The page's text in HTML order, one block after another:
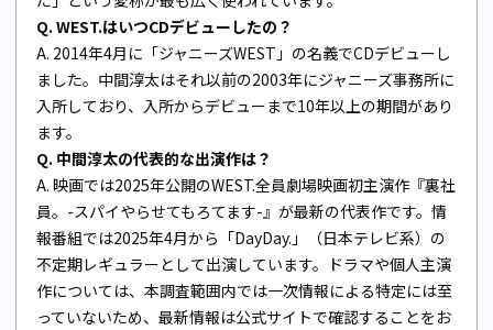
Q. WEST.はいつCDデビューしたの？
A. 2014年4月に「ジャニーズWEST」の名義でCDデビューし
ました。中間淳太はそれ以前の2003年にジャニーズ事務所に
入所しており、入所からデビューまで10年以上の期間があり
ます。
Q. 中間淳太の代表的な出演作は？
A. 映画では2025年公開のWEST.全員劇場映画初主演作『裏社
員。-スパイやらせてもろてます-』が最新の代表作です。情
報番組では2025年4月から「DayDay.」（日本テレビ系）の
不定期レギュラーとして出演しています。ドラマや個人主演
作については、本調査範囲内では一次情報による特定には至
っていないため、最新情報は公式サイトで確認することをお